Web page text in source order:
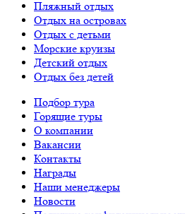
Пляжный отдых
Отдых на островах
Отдых с детьми
Морские круизы
Детский отдых
Отдых без детей
Подбор тура
Горящие туры
О компании
Вакансии
Контакты
Награды
Наши менеджеры
Новости